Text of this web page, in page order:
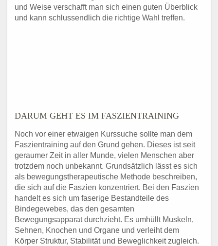
und Weise verschafft man sich einen guten Überblick
und kann schlussendlich die richtige Wahl treffen.
DARUM GEHT ES IM FASZIENTRAINING
Noch vor einer etwaigen Kurssuche sollte man dem
Faszientraining auf den Grund gehen. Dieses ist seit
geraumer Zeit in aller Munde, vielen Menschen aber
trotzdem noch unbekannt. Grundsätzlich lässt es sich
als bewegungstherapeutische Methode beschreiben,
die sich auf die Faszien konzentriert. Bei den Faszien
handelt es sich um faserige Bestandteile des
Bindegewebes, das den gesamten
Bewegungsapparat durchzieht. Es umhüllt Muskeln,
Sehnen, Knochen und Organe und verleiht dem
Körper Struktur, Stabilität und Beweglichkeit zugleich.